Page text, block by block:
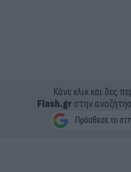
Κάνε κλικ και δες
Flash.grστην